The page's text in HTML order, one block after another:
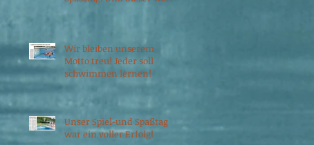
Wir bleiben unserem
Motto treu! Jeder soll
schwimmen lernen!
Unser Spiel-und Spaßtag
war ein voller Erfolg!